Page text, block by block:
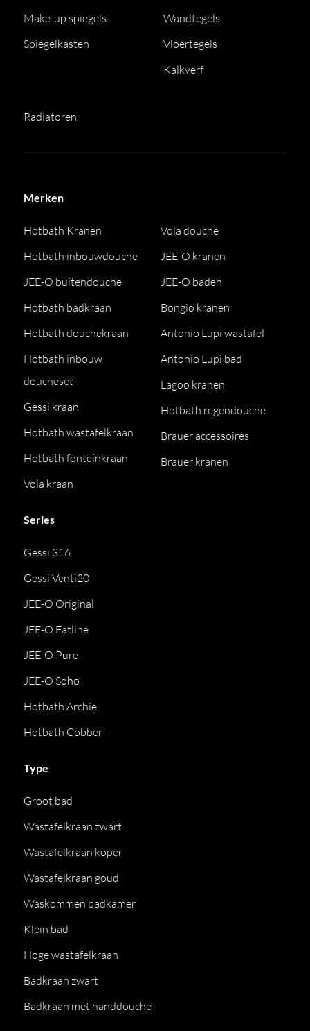
Make-up spiegels
Spiegelkasten
Wandtegels
Vloertegels
Kalkverf
Radiatoren
Merken
Hotbath Kranen
Hotbath inbouwdouche
JEE-O buitendouche
Hotbath badkraan
Hotbath douchekraan
Hotbath inbouw
doucheset
Gessi kraan
Hotbath wastafelkraan
Hotbath fonteinkraan
Vola kraan
Vola douche
JEE-O kranen
JEE-O baden
Bongio kranen
Antonio Lupi wastafel
Antonio Lupi bad
Lagoo kranen
Hotbath regendouche
Brauer accessoires
Brauer kranen
Series
Gessi 316
Gessi Venti20
JEE-O Original
JEE-O Fatline
JEE-O Pure
JEE-O Soho
Hotbath Archie
Hotbath Cobber
Type
Groot bad
Wastafelkraan zwart
Wastafelkraan koper
Wastafelkraan goud
Waskommen badkamer
Klein bad
Hoge wastafelkraan
Badkraan zwart
Badkraan met handdouche